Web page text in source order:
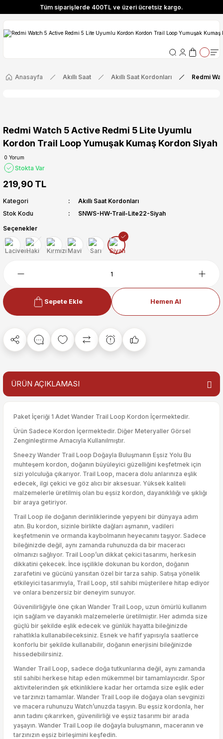
Tüm siparişlerde 400TL ve üzeri ücretsiz kargo.
Özel! YENI10 koduyla 400 TL ve üzeri alışverişlerinizde %10 indirim
Tüm siparişlerde 400TL ve üzeri ücretsiz kargo.
Özel! YENI10 koduyla 400 TL ve üzeri alışverişlerinizde %10 indirim
Anasayfa Akıllı Saat Akıllı Saat Kordonları Redmi
Redmi Watch 5 Active Redmi 5 Lite Uyumlu
Kordon Trail Loop Yumuşak Kumaş Kordon Siyah
0 Yorum
Stokta Var
219,90 TL
Kategori
Akıllı Saat Kordonları
Stok Kodu
SNWS-HW-Trail-Lite22-Siyah
Seçenekler
Sepete Ekle Hemen Al
ÜRÜN AÇIKLAMASI
Paket İçeriği 1 Adet Wander Trail Loop Kordon İçermektedir.
Ürün Sadece Kordon İçermektedir. Diğer Meteryaller Görsel
Zenginleştirme Amacıyla Kullanılmıştır.
Sneezy Wander Trail Loop Doğayla Buluşmanın Eşsiz Yolu Bu
muhteşem kordon, doğanın büyüleyici güzelliğini keşfetmek için
sizi yolculuğa çıkarıyor. Trail Loop, macera dolu anlarınıza eşlik
edecek, ilgi çekici ve göz alıcı bir aksesuar. Yüksek kaliteli
malzemelerle üretilmiş olan bu eşsiz kordon, dayanıklılığı ve şıklığı
bir araya getiriyor.
Trail Loop ile doğanın derinliklerinde yepyeni bir dünyaya adım
atın. Bu kordon, sizinle birlikte dağları aşmanın, vadileri
keşfetmenin ve ormanda kaybolmanın heyecanını taşıyor. Sadece
bileğinizde değil, aynı zamanda ruhunuzda da bir maceracı
olmanızı sağlıyor. Trail Loop’un dikkat çekici tasarımı, herkesin
dikkatini çekecek. İnce işçilikle dokunan bu kordon, doğanın
zarafetini ve gücünü yansıtan özel bir tarza sahip. Satışa yönelik
etkileyici tasarımıyla, Trail Loop, stil sahibi müşterilere hitap ediyor
ve onlara benzersiz bir deneyim sunuyor.
Güvenilirliğiyle öne çıkan Wander Trail Loop, uzun ömürlü kullanım
için sağlam ve dayanıklı malzemelerle üretilmiştir. Her adımda size
güçlü bir şekilde eşlik edecek ve günlük hayatta bileğinizde
rahatlıkla kullanabileceksiniz. Esnek ve hafif yapısıyla saatlerce
konforlu bir şekilde kullanabilir, doğanın enerjisini bileğinizde
hissedebilirsiniz.
Wander Trail Loop, sadece doğa tutkunlarına değil, aynı zamanda
stil sahibi herkese hitap eden mükemmel bir tamamlayıcıdır. Spor
aktivitelerinden şık etkinliklere kadar her ortamda size eşlik eder
ve tarzınızı tamamlar. Wander Trail Loop ile doğaya olan sevginizi
ve macera ruhunuzu Watch’unuzda taşıyın. Bu eşsiz kordonla, her
anın tadını çıkarırken, güvenilirliği ve eşsiz tasarımı bir arada
yaşayın. Wander Trail Loop ile doğayla buluşmanın, maceranın ve
tarzınızın eşsiz birleşimini keşfedin.